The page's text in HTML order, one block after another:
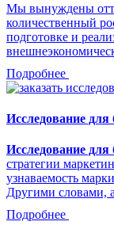
Мы вынуждены
количественный
подготовке и
Подробнее
Исследование для
Исследование для
стратегии
узнаваемость
Другими словами,
Подробнее